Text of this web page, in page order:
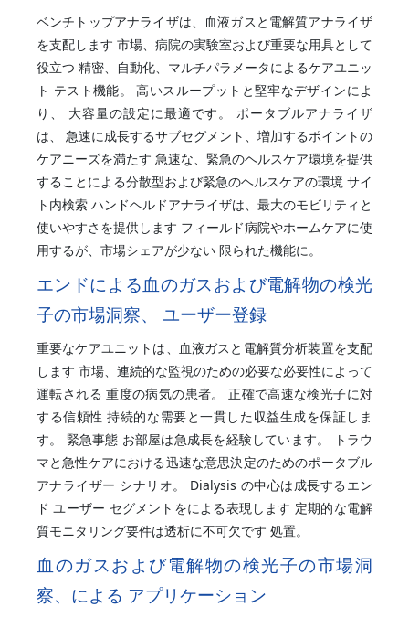
ベンチトップアナライザは、血液ガスと電解質アナライザ
を支配します 市場、病院の実験室および重要な用具として
役立つ 精密、自動化、マルチパラメータによるケアユニッ
ト テスト機能。 高いスループットと堅牢なデザインによ
り、 大容量の設定に最適です。 ポータブルアナライザ
は、 急速に成長するサブセグメント、増加するポイントの
ケアニーズを満たす 急速な、緊急のヘルスケア環境を提供
することによる分散型および緊急のヘルスケアの環境 サイ
ト内検索 ハンドヘルドアナライザは、最大のモビリティと
使いやすさを提供します フィールド病院やホームケアに使
用するが、市場シェアが少ない 限られた機能に。
エンドによる血のガスおよび電解物の検光
子の市場洞察、 ユーザー登録
重要なケアユニットは、血液ガスと電解質分析装置を支配
します 市場、連続的な監視のための必要な必要性によって
運転される 重度の病気の患者。 正確で高速な検光子に対
する信頼性 持続的な需要と一貫した収益生成を保証しま
す。 緊急事態 お部屋は急成長を経験しています。 トラウ
マと急性ケアにおける迅速な意思決定のためのポータブル
アナライザー シナリオ。 Dialysis の中心は成長するエン
ド ユーザー セグメントをによる表現します 定期的な電解
質モニタリング要件は透析に不可欠です 処置。
血のガスおよび電解物の検光子の市場洞
察、による アプリケーション